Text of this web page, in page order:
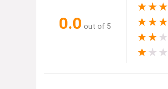
0.0 out of 5
★★★
★★★
★★ ★
★ ★ ★